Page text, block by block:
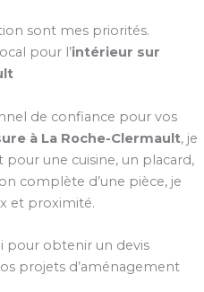
sont mes priorités.
pour l’intérieur sur
de confiance pour vos
à La Roche-Clermault, je
pour une cuisine, un placard,
complète d’une pièce, je
et proximité.
pour obtenir un devis
projets d’aménagement